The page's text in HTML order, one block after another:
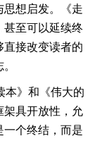
思想启发。《走
甚至可以延续终
直接改变读者的
本》和《伟大的
架具开放性，允
一个终结，而是